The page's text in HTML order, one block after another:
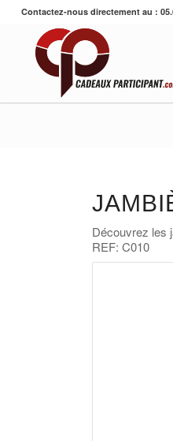
Contactez-nous directement au :
Découvrez les
REF: C010